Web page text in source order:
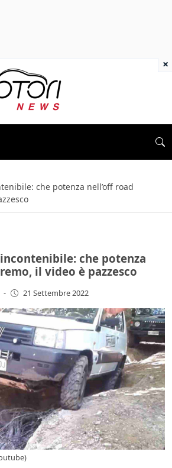
che potenza nell’off road
che potenza
il video è pazzesco
- 21 Settembre 2022
×